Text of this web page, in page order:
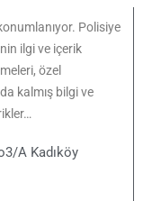
Polisiye
ilgi ve içerik
özel
kalmış bilgi ve
A Kadıköy